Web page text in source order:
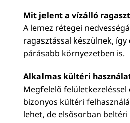
Mit jelent a vízálló
A lemez rétegei
ragasztással készülnek,
párásabb környezetben is.
Alkalmas kültéri
Megfelelő felületkezeléssel
bizonyos kültéri
lehet, de elsősorban